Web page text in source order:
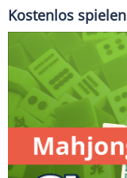
Kostenlos spielen